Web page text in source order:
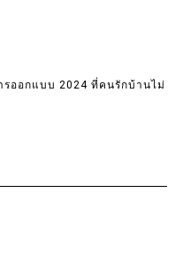
รออกแบบ 2024 ที่คนรักบ้านไม่